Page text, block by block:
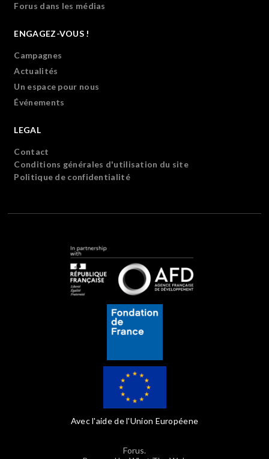
Forus dans les médias
ENGAGEZ-VOUS !
Campagnes
Actualités
Un espace pour nous
Événements
LEGAL
Contact
Conditions générales d'utilisation du site
Politique de confidentialité
Avec l'aide de l'Union Européene
Forus.